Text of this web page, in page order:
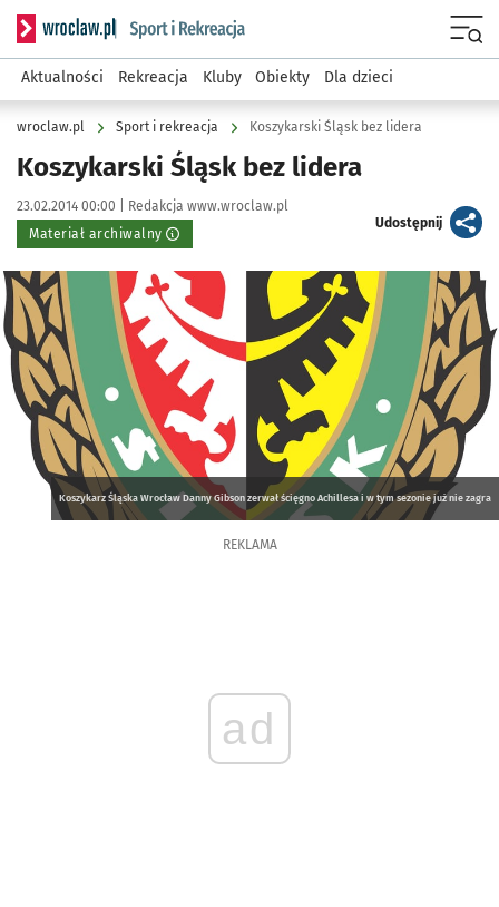
Serwis informacyjny wroclaw.pl podserwis: Sport i rekreacja
Aktualności Rekreacja Kluby Obiekty Dla dzieci
wroclaw.pl Sport i rekreacja Koszykarski Śląsk bez lidera
Koszykarski Śląsk bez lidera
Data publikacji:
23.02.2014 00:00 | Autor:
Redakcja www.wroclaw.pl
Materiał archiwalny
Udostępnijartykuł
Kliknij, aby powiększyć
Koszykarz Śląska Wrocław Danny Gibson zerwał ścięgno Achillesa i w tym sezonie już nie zagra
REKLAMA
ad